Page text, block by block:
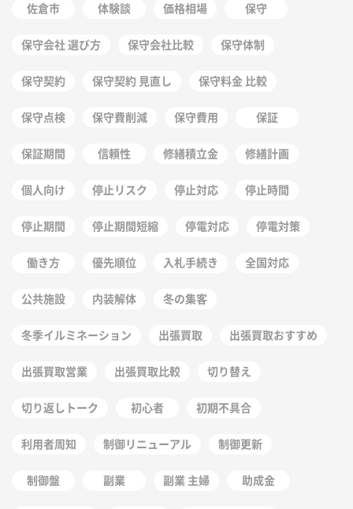
佐倉市 体験談 価格相場 保守
保守会社 選び方 保守会社比較 保守体制
保守契約 保守契約 見直し 保守料金 比較
保守点検 保守費削減 保守費用 保証
保証期間 信頼性 修繕積立金 修繕計画
個人向け 停止リスク 停止対応 停止時間
停止期間 停止期間短縮 停電対応 停電対策
働き方 優先順位 入札手続き 全国対応
公共施設 内装解体 冬の集客
冬季イルミネーション 出張買取 出張買取おすすめ
出張買取営業 出張買取比較 切り替え
切り返しトーク 初心者 初期不具合
利用者周知 制御リニューアル 制御更新
制御盤 副業 副業 主婦 助成金